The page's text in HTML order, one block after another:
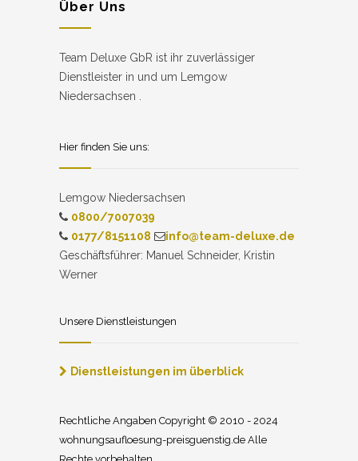
Über Uns
Team Deluxe GbR ist ihr zuverlässiger
Dienstleister in und um Lemgow
Niedersachsen .
Hier finden Sie uns:
Lemgow Niedersachsen
0800/7007039
0177/8151108
info@team-deluxe.de
Geschäftsführer: Manuel Schneider, Kristin
Werner
Unsere Dienstleistungen
Dienstleistungen im überblick
Rechtliche Angaben Copyright © 2010 - 2024
wohnungsaufloesung-preisguenstig.de Alle